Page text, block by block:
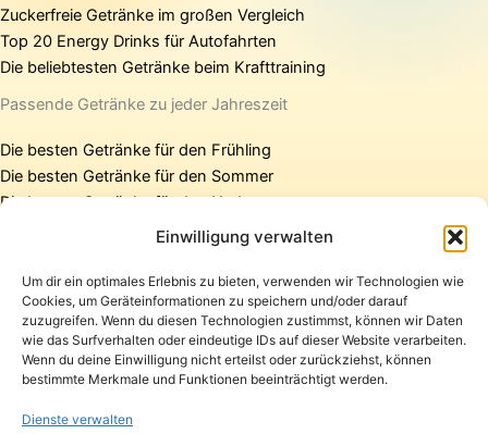
Einwilligung verwalten
Um dir ein optimales Erlebnis zu bieten, verwenden wir Technologien wie
Cookies, um Geräteinformationen zu speichern und/oder darauf
zuzugreifen. Wenn du diesen Technologien zustimmst, können wir Daten
wie das Surfverhalten oder eindeutige IDs auf dieser Website verarbeiten.
Wenn du deine Einwilligung nicht erteilst oder zurückziehst, können
bestimmte Merkmale und Funktionen beeinträchtigt werden.
Dienste verwalten
Zuckerfreie Getränke im großen Vergleich
Top 20 Energy Drinks für Autofahrten
Die beliebtesten Getränke beim Krafttraining
Passende Getränke zu jeder Jahreszeit
Die besten Getränke für den Frühling
Die besten Getränke für den Sommer
Die besten Getränke für den Herbst
Die besten Getränke für den Winter
Startseite
Presse
Kontakt / Support
Datenschutzerklärung